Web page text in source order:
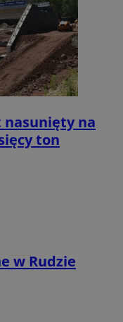
nasunięty na
ton
w Rudzie